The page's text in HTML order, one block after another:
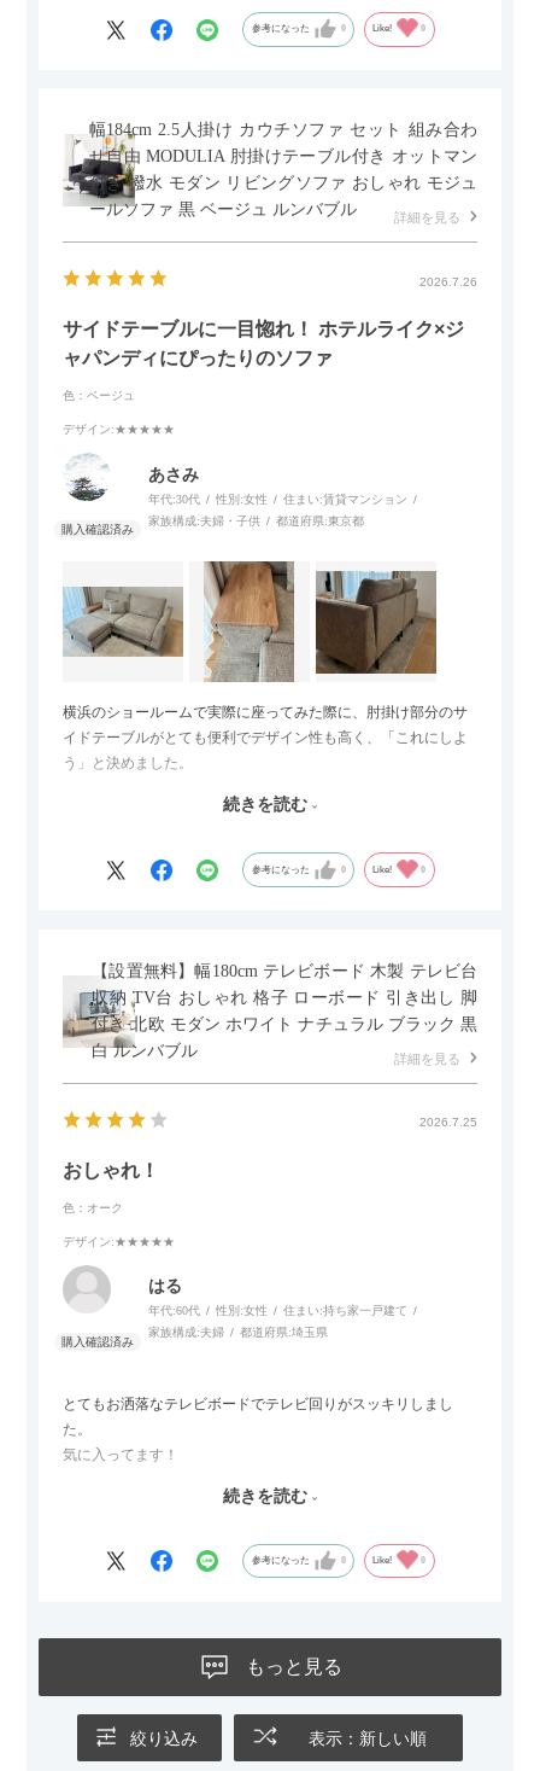
参考になった 0 Like! 0
幅184cm 2.5人掛け カウチソファ セット 組み合わ
せ自由 MODULIA 肘掛けテーブル付き オットマン
付き 撥水 モダン リビングソファ おしゃれ モジュ
ールソファ 黒 ベージュ ルンバブル
詳細を見る
2026.7.26
サイドテーブルに一目惚れ！ ホテルライク×ジ
ャパンディにぴったりのソファ
色：ベージュ
デザイン:★★★★★
あさみ
年代:30代 性別:女性 住まい:賃貸マンション
家族構成:夫婦・子供 都道府県:東京都
横浜のショールームで実際に座ってみた際に、肘掛け部分のサ
イドテーブルがとても便利でデザイン性も高く、「これにしよ
う」と決めました。
サイズは2.5人掛けですが、幅184cmとコンパクトなので圧迫感
グとのバランスもぴったりで、リビング全体がすっきり見えま
ないのもお気に入りのポイントです。さらに、わが家はソファ
の後ろ側を通ることも多い間取りなので、背面まできれいに仕
上げられているデザインも気に入っています。どの角度から見
ても美しく、空間の印象を損ないません。
わが家のホテルライク×ジャパンディのインテリアにも自然にな
また、カウチのように足を伸ばしてくつろげるスタイルが理想
だったので、それが叶って大満足です。オットマンは自由に動
かせるため、普段はカウチとして使い、来客時には離してスツ
ールとして使えるなど、使い勝手の良さも魅力だと感じていま
続きを読む
参考になった 0 Like! 0
【設置無料】幅180cm テレビボード 木製 テレビ台
収納 TV台 おしゃれ 格子 ローボード 引き出し 脚
付き 北欧 モダン ホワイト ナチュラル ブラック 黒
白 ルンバブル
詳細を見る
2026.7.25
おしゃれ！
色：オーク
デザイン:★★★★★
はる
年代:60代 性別:女性 住まい:持ち家一戸建て
家族構成:夫婦 都道府県:埼玉県
とてもお洒落なテレビボードでテレビ回りがスッキリしまし
た。
気に入ってます！
Blu-rayレコーダーをボードの扉にしまったところリモコンが閉
なので星4つにします
続きを読む
参考になった 0 Like! 0
もっと見る
絞り込み 表示：新しい順